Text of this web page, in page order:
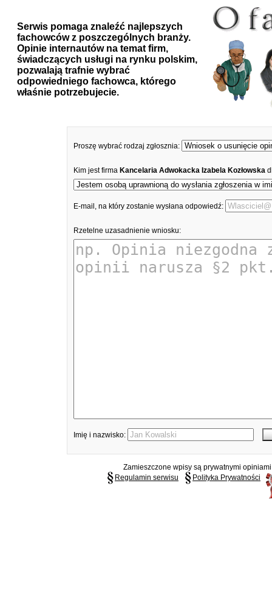
Serwis pomaga znaleźć najlepszych
fachowców z poszczególnych branży.
Opinie internautów na temat firm,
świadczących usługi na rynku polskim,
pozwalają trafnie wybrać
odpowiedniego fachowca, którego
właśnie potrzebujecie.
Proszę wybrać rodzaj zgłosznia:
Kim jest firma Kancelaria Adwokacka Izabela Kozłowska
E-mail, na który zostanie wysłana odpowiedź:
Rzetelne uzasadnienie wniosku:
Imię i nazwisko:
Zamieszczone wpisy są prywatnymi
Regulamin serwisu
Polityka Prywatności